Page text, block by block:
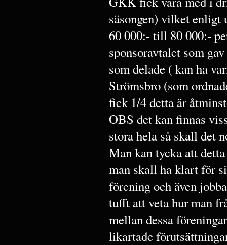
säsongen) vilket
60 000:- till 80 000:-
sponsoravtalet som
som delade ( kan ha
Strömsbro (som
fick 1/4 detta är
OBS det kan finnas
stora hela så skall det
Man kan tycka att
man skall ha klart för
förening och även
tufft att veta hur man
mellan dessa
likartade